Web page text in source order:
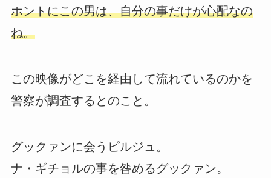
ホントにこの男は、自分の事だけが心配なの
ね。
この映像がどこを経由して流れているのかを
警察が調査するとのこと。
グックァンに会うピルジュ。
ナ・ギチョルの事を咎めるグックァン。